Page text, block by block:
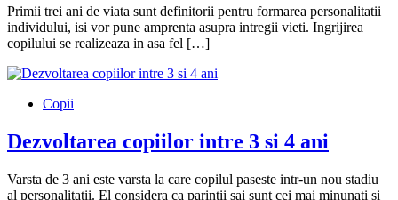
Primii trei ani de viata sunt definitorii pentru formarea personalitatii
individului, isi vor pune amprenta asupra intregii vieti. Ingrijirea
copilului se realizeaza in asa fel […]
Copii
Dezvoltarea copiilor intre 3 si 4 ani
Varsta de 3 ani este varsta la care copilul paseste intr-un nou stadiu
al personalitatii. El considera ca parintii sai sunt cei mai minunati si